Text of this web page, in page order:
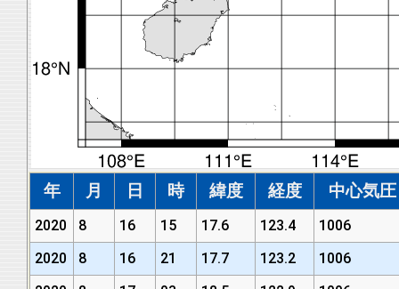
年 月 日 時 緯度 経度 中心気
2020 8 16 15 17.6 123.4
1006
2020
8 16 21 17.7 123.2
1006